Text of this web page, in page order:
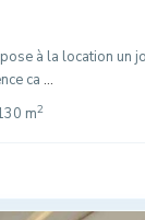
à la location un
ca ...
m2